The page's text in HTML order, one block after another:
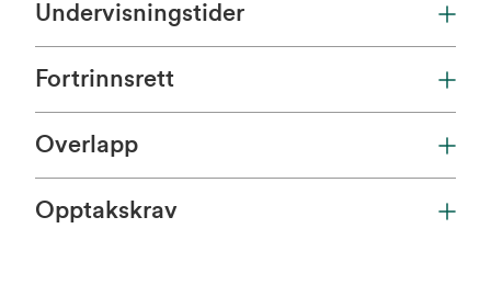
Undervisningstider
Fortrinnsrett
Overlapp
Opptakskrav